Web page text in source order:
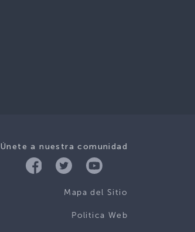
Únete a nuestra comunidad
Mapa del Sitio
Politica Web